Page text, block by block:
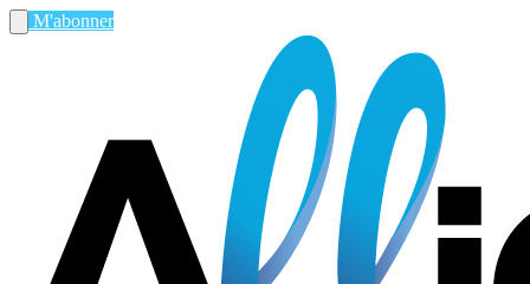
M'abonner